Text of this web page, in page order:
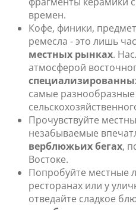
времен.
Кофе, финики,
ремесла - это лишь
местных рынках.
атмосферой
самые
Прочувствуйте
незабываемые
верблюжьих бегах,
Востоке.
Попробуйте местные
ресторанах или у
отведайте сладкое